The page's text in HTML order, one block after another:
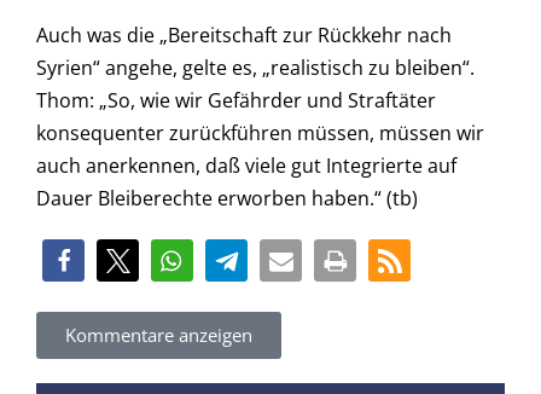
Auch was die „Bereitschaft zur Rückkehr nach
Syrien“ angehe, gelte es, „realistisch zu bleiben“.
Thom: „So, wie wir Gefährder und Straftäter
konsequenter zurückführen müssen, müssen wir
auch anerkennen, daß viele gut Integrierte auf
Dauer Bleiberechte erworben haben.“ (tb)
Kommentare anzeigen